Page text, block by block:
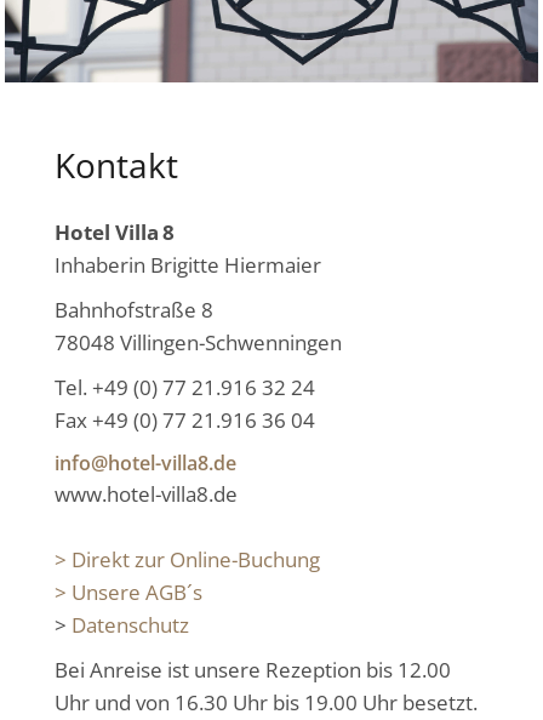
Kontakt
Hotel Villa8
Inhaberin Brigitte Hiermaier
Bahnhofstraße 8
78048 Villingen-Schwenningen
Tel. +49 (0) 77 21.916 32 24
Fax +49 (0) 77 21.916 36 04
info@hotel-villa8.de
www.hotel-villa8.de
> Direkt zur Online-Buchung
> Unsere AGB´s
> Datenschutz
Bei Anreise ist unsere Rezeption bis 12.00
Uhr und von 16.30 Uhr bis 19.00 Uhr besetzt.